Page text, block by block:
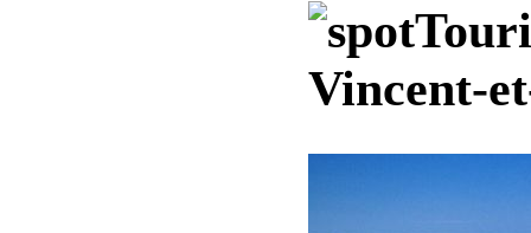
Vincent-